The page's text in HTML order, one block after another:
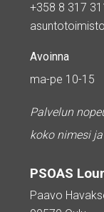
+358 8 317
Avoinna
ma-pe 10-15
Palvelun
koko nimesi
PSOAS
Paavo